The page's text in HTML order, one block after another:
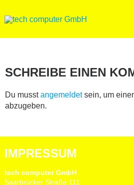
to
SCHREIBE EINEN
Du musstangemeldetsein, um
abzugeben.
IMPRESSUM
tech computer GmbH
Saarbrücker Straße 111